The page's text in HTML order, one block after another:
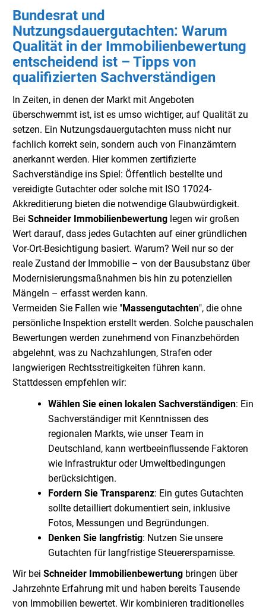
Bundesrat und
Nutzungsdauergutachten: Warum
Qualität in der Immobilienbewertung
entscheidend ist – Tipps von
qualifizierten Sachverständigen
In Zeiten, in denen der Markt mit Angeboten
überschwemmt ist, ist es umso wichtiger, auf Qualität zu
setzen. Ein Nutzungsdauergutachten muss nicht nur
fachlich korrekt sein, sondern auch von Finanzämtern
anerkannt werden. Hier kommen zertifizierte
Sachverständige ins Spiel: Öffentlich bestellte und
vereidigte Gutachter oder solche mit ISO 17024-
Akkreditierung bieten die notwendige Glaubwürdigkeit.
Bei Schneider Immobilienbewertung legen wir großen
Wert darauf, dass jedes Gutachten auf einer gründlichen
Vor-Ort-Besichtigung basiert. Warum? Weil nur so der
reale Zustand der Immobilie – von der Bausubstanz über
Modernisierungsmaßnahmen bis hin zu potenziellen
Mängeln – erfasst werden kann.
Vermeiden Sie Fallen wie "Massengutachten", die ohne
persönliche Inspektion erstellt werden. Solche pauschalen
Bewertungen werden zunehmend von Finanzbehörden
abgelehnt, was zu Nachzahlungen, Strafen oder
langwierigen Rechtsstreitigkeiten führen kann.
Stattdessen empfehlen wir:
Wählen Sie einen lokalen Sachverständigen: Ein
Sachverständiger mit Kenntnissen des
regionalen Markts, wie unser Team in
Deutschland, kann wertbeeinflussende Faktoren
wie Infrastruktur oder Umweltbedingungen
berücksichtigen.
Fordern Sie Transparenz: Ein gutes Gutachten
sollte detailliert dokumentiert sein, inklusive
Fotos, Messungen und Begründungen.
Denken Sie langfristig: Nutzen Sie unsere
Gutachten für langfristige Steuerersparnisse.
Wir bei Schneider Immobilienbewertung bringen über
Jahrzehnte Erfahrung mit und haben bereits Tausende
von Immobilien bewertet. Wir kombinieren traditionelles